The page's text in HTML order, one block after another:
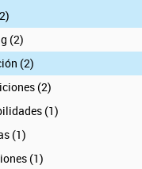
(2)
(2)
(2)
(1)
(1)
(1)